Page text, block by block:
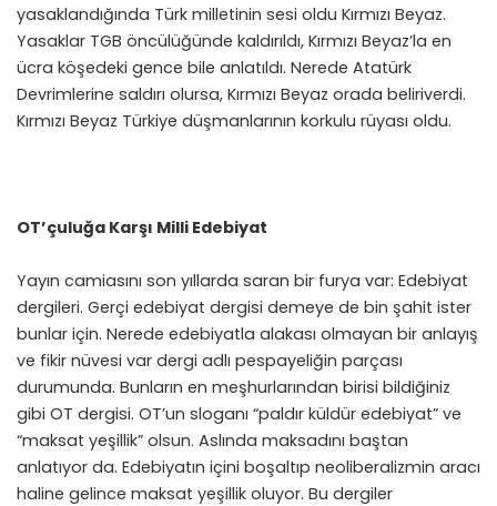
yasaklandığında Türk milletinin sesi oldu Kırmızı Beyaz.
Yasaklar TGB öncülüğünde kaldırıldı, Kırmızı Beyaz’la en
ücra köşedeki gence bile anlatıldı. Nerede Atatürk
Devrimlerine saldırı olursa, Kırmızı Beyaz orada beliriverdi.
Kırmızı Beyaz Türkiye düşmanlarının korkulu rüyası oldu.
OT’çuluğa Karşı Milli Edebiyat
Yayın camiasını son yıllarda saran bir furya var: Edebiyat
dergileri. Gerçi edebiyat dergisi demeye de bin şahit ister
bunlar için. Nerede edebiyatla alakası olmayan bir anlayış
ve fikir nüvesi var dergi adlı pespayeliğin parçası
durumunda. Bunların en meşhurlarından birisi bildiğiniz
gibi OT dergisi. OT’un sloganı “paldır küldür edebiyat” ve
“maksat yeşillik” olsun. Aslında maksadını baştan
anlatıyor da. Edebiyatın içini boşaltıp neoliberalizmin aracı
haline gelince maksat yeşillik oluyor. Bu dergiler